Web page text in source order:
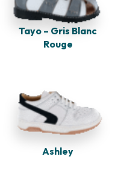
Tayo – Gris Blanc
Rouge
Ashley